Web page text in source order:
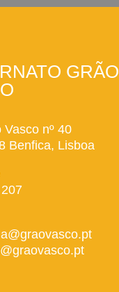
GRÃO
Vasco nº 40
Benfica, Lisboa